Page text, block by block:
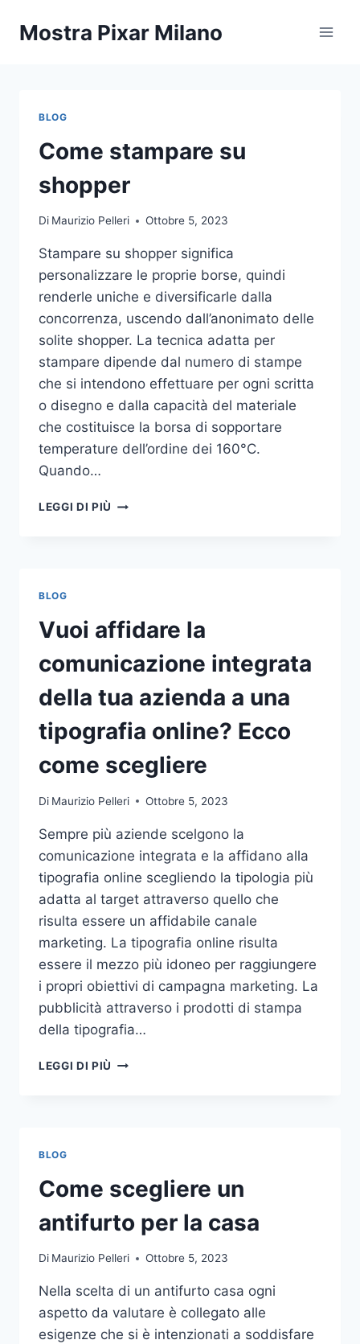
Mostra Pixar Milano
BLOG
Come stampare su
shopper
Di Maurizio Pelleri Ottobre 5, 2023
Stampare su shopper significa
personalizzare le proprie borse, quindi
renderle uniche e diversificarle dalla
concorrenza, uscendo dall’anonimato delle
solite shopper. La tecnica adatta per
stampare dipende dal numero di stampe
che si intendono effettuare per ogni scritta
o disegno e dalla capacità del materiale
che costituisce la borsa di sopportare
temperature dell’ordine dei 160°C.
Quando…
LEGGI DI PIÙ COME
BLOG
Vuoi affidare la
comunicazione integrata
della tua azienda a una
tipografia online? Ecco
come scegliere
Di Maurizio Pelleri Ottobre 5, 2023
Sempre più aziende scelgono la
comunicazione integrata e la affidano alla
tipografia online scegliendo la tipologia più
adatta al target attraverso quello che
risulta essere un affidabile canale
marketing. La tipografia online risulta
essere il mezzo più idoneo per raggiungere
i propri obiettivi di campagna marketing. La
pubblicità attraverso i prodotti di stampa
della tipografia…
LEGGI DI PIÙ VUOI
A
UNA
TIPOGRAFIA
ECCO
SCEGLIERE
BLOG
Come scegliere un
antifurto per la casa
Di Maurizio Pelleri Ottobre 5, 2023
Nella scelta di un antifurto casa ogni
aspetto da valutare è collegato alle
esigenze che si è intenzionati a soddisfare